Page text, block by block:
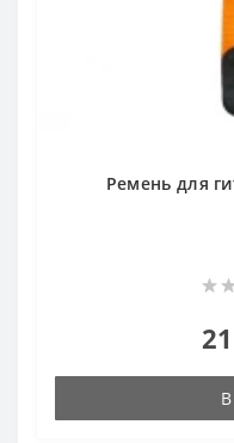
Ремень для